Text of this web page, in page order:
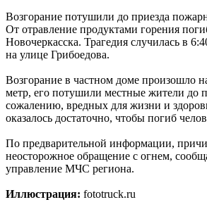
Возгорание потушили до приезда
От отравление продуктами горения
Новочеркасска. Трагедия случилась в
на улице Грибоедова.
Возгорание в частном доме произошло
метр, его потушили местные жители до
сожалению, вредных для жизни и
оказалось достаточно, чтобы погиб
По предварительной информации,
неосторожное обращение с огнем,
управление МЧС региона.
Иллюстрация: fototruck.ru